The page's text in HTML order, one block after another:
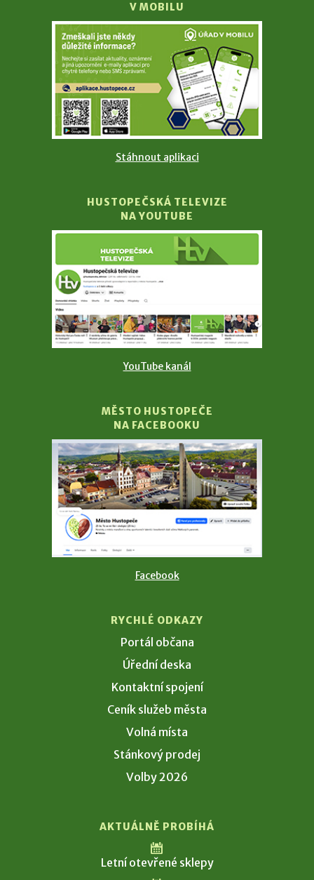
V MOBILU
Stáhnout aplikaci
HUSTOPEČSKÁ TELEVIZE
NA YOUTUBE
YouTube kanál
MĚSTO HUSTOPEČE
NA FACEBOOKU
Facebook
RYCHLÉ ODKAZY
Portál občana
Úřední deska
Kontaktní spojení
Ceník služeb města
Volná místa
Stánkový prodej
Volby 2026
AKTUÁLNĚ PROBÍHÁ
Letní otevřené sklepy